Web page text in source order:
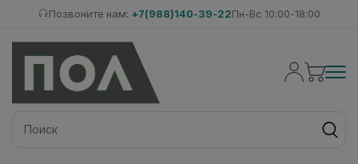
Позвоните нам: +7(988)140-39-22Пн-Вс 10:00-18:00